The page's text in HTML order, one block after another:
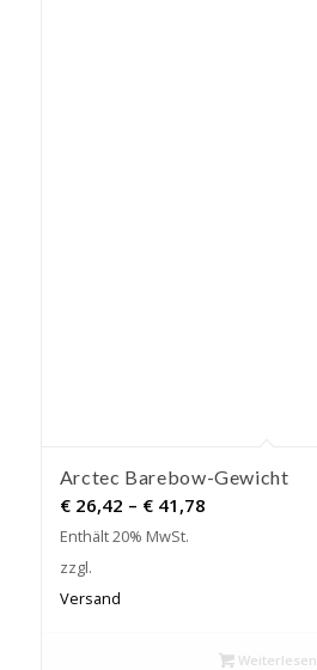
Arctec Barebow-Gewicht
€26,42 – €41,78Preisspanne:
Enthält 20% MwSt.
zzgl.
Versand
Weiterlesen